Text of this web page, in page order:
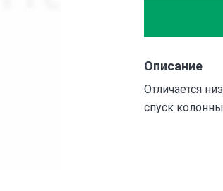
Описание
Отличается
спуск